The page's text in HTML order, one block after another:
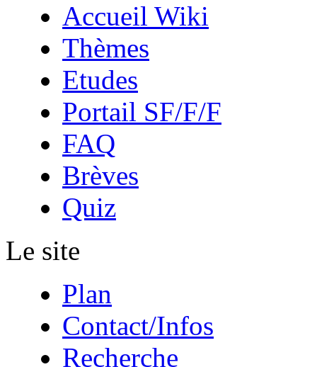
Accueil Wiki
Thèmes
Etudes
Portail SF/F/F
FAQ
Brèves
Quiz
Le site
Plan
Contact/Infos
Recherche